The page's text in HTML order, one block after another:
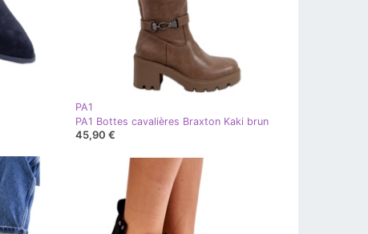
PA1
PA1 Bottes cavalières Braxton Kaki brun
45,90 €